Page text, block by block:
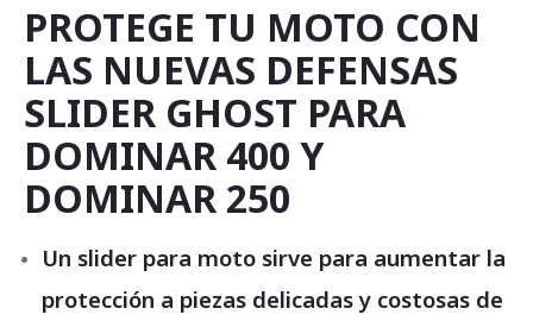
PROTEGE TU MOTO CON
LAS NUEVAS DEFENSAS
SLIDER GHOST PARA
DOMINAR 400 Y
DOMINAR 250
Un slider para moto sirve para aumentar la
protección a piezas delicadas y costosas de